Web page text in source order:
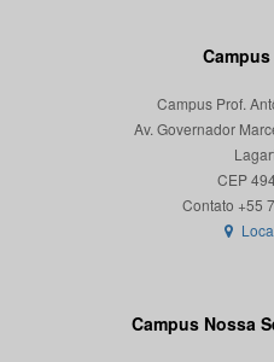
Campus Prof.
Av. Governador
CEP
Campus Nossa